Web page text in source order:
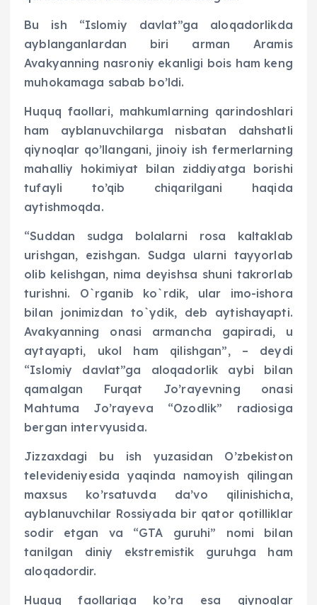
Bu ish “Islomiy davlat”ga aloqadorlikda
ayblanganlardan biri arman Aramis
Avakyanning nasroniy ekanligi bois ham keng
muhokamaga sabab bo’ldi.
Huquq faollari, mahkumlarning qarindoshlari
ham ayblanuvchilarga nisbatan dahshatli
qiynoqlar qo’llangani, jinoiy ish fermerlarning
mahalliy hokimiyat bilan ziddiyatga borishi
tufayli to’qib chiqarilgani haqida
aytishmoqda.
“Suddan sudga bolalarni rosa kaltaklab
urishgan, ezishgan. Sudga ularni tayyorlab
olib kelishgan, nima deyishsa shuni takrorlab
turishni. O`rganib ko`rdik, ular imo-ishora
bilan jonimizdan to`ydik, deb aytishayapti.
Avakyanning onasi armancha gapiradi, u
aytayapti, ukol ham qilishgan”, – deydi
“Islomiy davlat”ga aloqadorlik aybi bilan
qamalgan Furqat Jo’rayevning onasi
Mahtuma Jo’rayeva “Ozodlik” radiosiga
bergan intervyusida.
Jizzaxdagi bu ish yuzasidan O’zbekiston
televideniyesida yaqinda namoyish qilingan
maxsus ko’rsatuvda da’vo qilinishicha,
ayblanuvchilar Rossiyada bir qator qotilliklar
sodir etgan va “GTA guruhi” nomi bilan
tanilgan diniy ekstremistik guruhga ham
aloqadordir.
Huquq faollariga ko’ra esa qiynoqlar